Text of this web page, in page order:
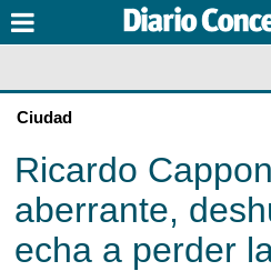
Ciudad
Ricardo
aberrante,
echa a perder